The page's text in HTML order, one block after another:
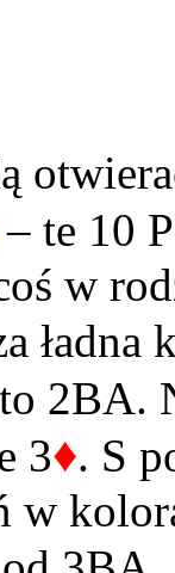
– te 10
w
ładna
2BA.
3♦. S
w